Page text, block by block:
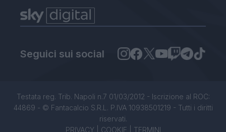
Seguici sui social
Testata reg. Trib. Napoli n.7 01/03/2012 - Iscrizione al ROC:
44869 - © Fantacalcio S.R.L. P.IVA 10938501219 - Tutti i diritti
riservati.
PRIVACY| COOKIE TERMINI